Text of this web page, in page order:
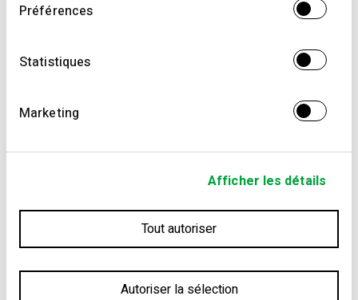
Préférences
Statistiques
Marketing
Afficher les détails
Tout autoriser
Autoriser la sélection
ART ET CULTURE
Une expérience visuelle et culturelle.